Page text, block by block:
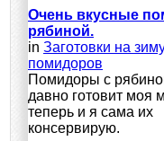
Очень вкусные
рябиной.
in Заготовки на
помидоров
Помидоры с
давно готовит моя
теперь и я сама их
консервирую.